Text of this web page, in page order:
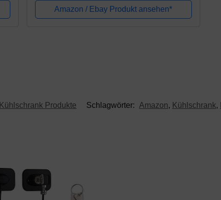
Abflussloch-Entferner, Abflussreiniger &...
Amazon / Ebay Produkt ansehen*
Kühlschrank Produkte Schlagwörter: Amazon, Kühlschrank,